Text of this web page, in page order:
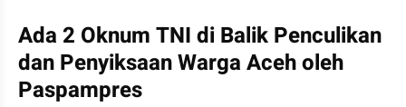
Ada 2 Oknum TNI di Balik Penculikan
dan Penyiksaan Warga Aceh oleh
Paspampres